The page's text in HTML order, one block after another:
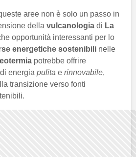
aree non è solo un passo in
della vulcanologia di La
opportunità interessanti per lo
energetiche sostenibili nelle
potrebbe offrire
energia pulita e rinnovabile,
transizione verso fonti